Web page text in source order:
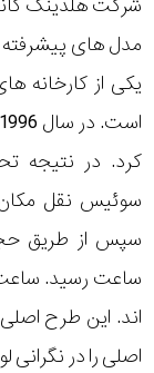
مدل های پیشرفته
یکی از
سوئیس نقل
سپس از طریق
ساعت رسید.
اصلی را در